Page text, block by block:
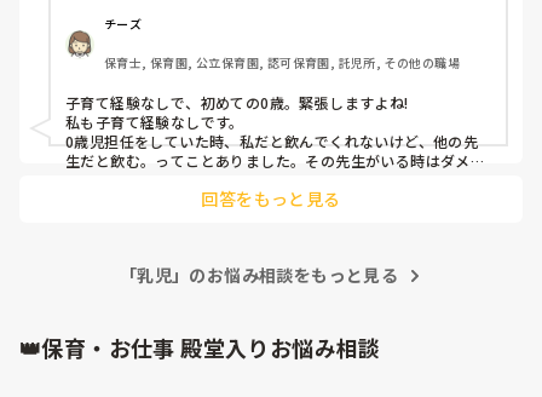
きたいです。
チーズ
保育士, 保育園, 公立保育園, 認可保育園, 託児所, その他の職場
子育て経験なしで、初めての0歳。緊張しますよね!
私も子育て経験なしです。
0歳児担任をしていた時、私だと飲んでくれないけど、他の先
生だと飲む。ってことありました。その先生がいる時はダメだ
きめのタオル、タオルケットにくるんでしている先生もいまし
まる抱っことかどうしよか？
0歳児の子どもとの関係は、経験よりも相性とか、どのくらい
回答をもっと見る
「乳児」のお悩み相談をもっと見る
👑保育・お仕事 殿堂入りお悩み相談